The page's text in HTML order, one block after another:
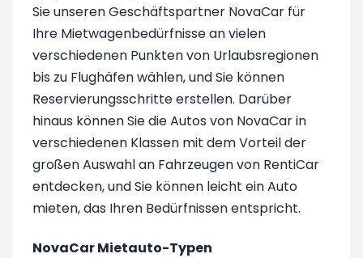
Sie unseren Geschäftspartner NovaCar für
Ihre Mietwagenbedürfnisse an vielen
verschiedenen Punkten von Urlaubsregionen
bis zu Flughäfen wählen, und Sie können
Reservierungsschritte erstellen. Darüber
hinaus können Sie die Autos von NovaCar in
verschiedenen Klassen mit dem Vorteil der
großen Auswahl an Fahrzeugen von RentiCar
entdecken, und Sie können leicht ein Auto
mieten, das Ihren Bedürfnissen entspricht.
NovaCar Mietauto-Typen